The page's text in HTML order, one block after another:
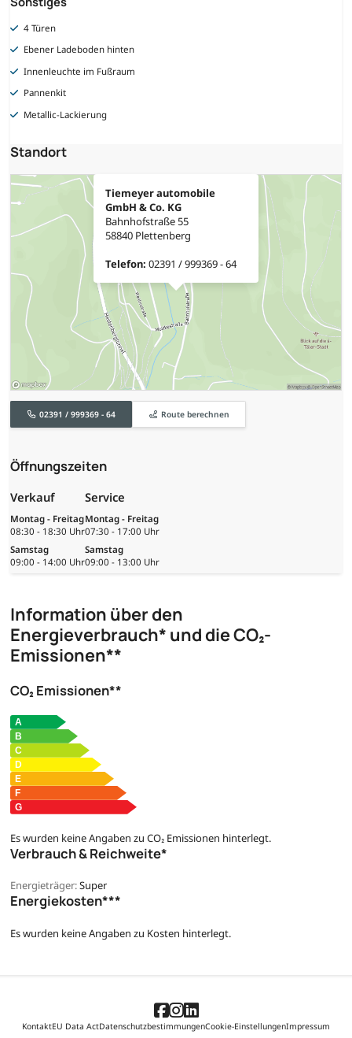
4 Türen
Ebener Ladeboden hinten
Innenleuchte im Fußraum
Pannenkit
Metallic-Lackierung
Standort
Tiemeyer automobile
GmbH & Co. KG
Bahnhofstraße 55
58840 Plettenberg
Telefon: 02391 / 999369 - 64
02391 / 999369 - 64 Route berechnen
Öffnungszeiten
Verkauf
Montag - Freitag
08:30 - 18:30 Uhr
Samstag
09:00 - 14:00 Uhr
Service
Montag - Freitag
07:30 - 17:00 Uhr
Samstag
09:00 - 13:00 Uhr
Information über den
Energieverbrauch* und die CO₂-
Emissionen**
CO₂ Emissionen**
Es wurden keine Angaben zu CO₂ Emissionen hinterlegt.
Verbrauch & Reichweite*
Energieträger:Super
Energiekosten***
Es wurden keine Angaben zu Kosten hinterlegt.
KontaktEU Data ActDatenschutzbestimmungenCookie-EinstellungenImpressum